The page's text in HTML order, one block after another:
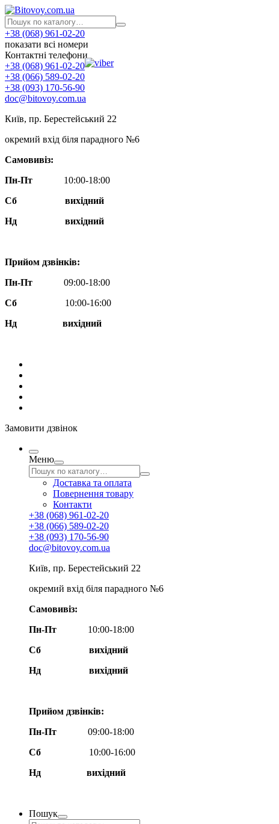
+38 (068) 961-02-20
показати всі номери
Контактні телефони
+38 (068) 961-02-20
+38 (066) 589-02-20
+38 (093) 170-56-90
doc@bitovoy.com.ua
Київ, пр. Берестейський 22
окремий вхід біля парадного №6
Самовивіз:
Пн-Пт
10:00-18:00
Сб
вихідний
Нд
вихідний
Прийом дзвінків:
Пн-Пт
09:00-18:00
Сб
10:00-16:00
Нд вихідний
Замовити дзвінок
Меню
Доставка та оплата
Повернення товару
Контакти
+38 (068) 961-02-20
+38 (066) 589-02-20
+38 (093) 170-56-90
doc@bitovoy.com.ua
Київ, пр. Берестейський 22
окремий вхід біля парадного №6
Самовивіз:
Пн-Пт
10:00-18:00
Сб
вихідний
Нд
вихідний
Прийом дзвінків:
Пн-Пт
09:00-18:00
Сб
10:00-16:00
Нд вихідний
Пошук